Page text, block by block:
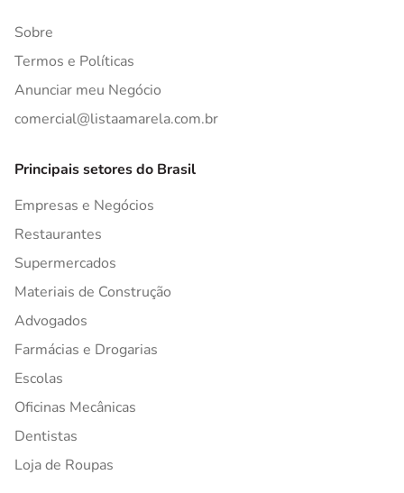
Sobre
Termos e Políticas
Anunciar meu Negócio
comercial@listaamarela.com.br
Principais setores do Brasil
Empresas e Negócios
Restaurantes
Supermercados
Materiais de Construção
Advogados
Farmácias e Drogarias
Escolas
Oficinas Mecânicas
Dentistas
Loja de Roupas